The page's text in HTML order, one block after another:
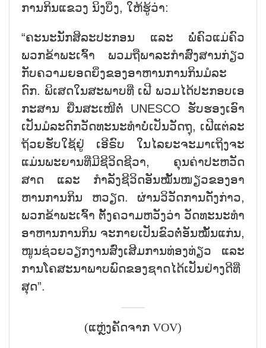
ການ​ກິນແຂວງ ນິງ​ບິ່ງ, ໃຫ້​ຮູ້​ວ່າ:
“ຄະ​ນະ​ນັກ​ສິ​ລະ​ປະ​ກອນ ແລະ ພໍ່​ຄົວ​ແມ່​ຄົວ​
ພວກ​ຂ້າ​ພະ​ເຈົ້າ ພວມ​ຖື​ພາ​ລະ​ກຳ​ສົ່ງ​ສານ​ກ່ຽວ​
ກັບ​ຄວາມຍອດ​ຍິ່ງ​ຂອງ​ອາ​ຫານ​ການ​ກິນ​ມໍ​ລະ​
ດົກ. ພິ​ເສດ​ໃນ​ສະ​ພາບ​ທີ່ ເຝີ ພວມ​ໄດ້​ປະ​ກອບ​ເອ​
ກະ​ສານ ຍື່ນ​ສະ​ເໜີ​ຕໍ່ UNESCO ຮັບ​ຮອງ​ເອົາ​
ເປັນ​ມໍ​ລະ​ດົກ​ວັດ​ທະ​ນະ​ທຳ​ບໍ່​ເປັນ​ວັດ​ຖຸ, ເຝີ​ແຕ່​ລະ​
ຖ້ວຍ​ຮັບ​ໃຊ້​ຢູ່ ເອີ​ຣົບ ໃນ​ໄລ​ຍະ​ຈະ​ມ​າ​ເຖິງ​ຈະ​
ແມ່ນ​ພະ​ຍານ​ທີ່​ມີ​ຊີ​ວິດ​ຊີ​ວາ, ຄຸນ​ຄ່າ​ປະ​ຫວັດ​
ສາດ ແລະ ກຳ​ລັງ​ຊີ​ວິດອັນ​ໝັ້​ນ​ໜຽວ​ຂອງ​ອາ​
ຫານ​ການ​ກິນ ຫວຽດ. ຜ່ານ​ວິ​ວັດ​ການ​ດັ່ງ​ກ່າວ,
ພວກ​ຂ້າ​ພະ​ເຈົ້າ ຕັ້ງ​ຄວາມ​ຫວັງ​ວ່າ ວັດ​ທະ​ນະ​ທຳ​
ອາ​ຫານ​ການ​ກິນ ຈະ​ກາ​ຍ​ເປັນ​ຂົວ​ຕໍ່​ອັນ​ໝັ້ນ​ແກ່ນ,
ໜູນ​ຊ່ວຍ​ວຽກ​ງານ​ສົ່ງ​ເສີ​ມ​ການ​ທ່ອງ​ທ່ຽວ ແລະ
ການ​ໂຄ​ສະ​ນາ​ພາບ​ພົດ​ຂອງ​ຊາດ​ໄດ້​ເປັນ​ຢ່າງ​ດີ​ທີ່​
ສຸດ”.
(ແຫຼ່ງຄັດຈາກ VOV)